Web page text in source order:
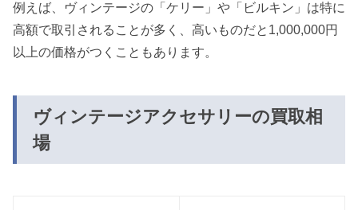
例えば、ヴィンテージの「ケリー」や「ビルキン」は特に
高額で取引されることが多く、高いものだと1,000,000円
以上の価格がつくこともあります。
ヴィンテージアクセサリーの買取相
場